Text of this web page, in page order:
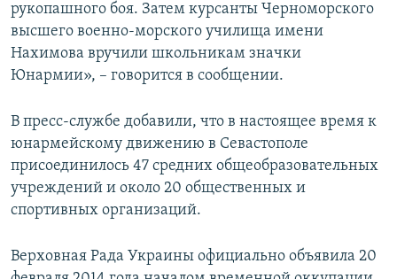
рукопашного боя. Затем курсанты Черноморского
высшего военно-морского училища имени
Нахимова вручили школьникам значки
Юнармии», – говорится в сообщении.
В пресс-службе добавили, что в настоящее время к
юнармейскому движению в Севастополе
присоединилось 47 средних общеобразовательных
учреждений и около 20 общественных и
спортивных организаций.
Верховная Рада Украины официально объявила 20